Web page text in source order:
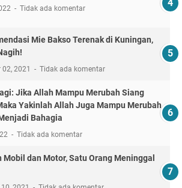
Tidak ada komentar
Mie Bakso Terenak di Kuningan,
2021 Tidak ada komentar
Jika Allah Mampu Merubah Siang
Yakinlah Allah Juga Mampu Merubah
Bahagia
Tidak ada komentar
Mobil dan Motor, Satu Orang Meninggal